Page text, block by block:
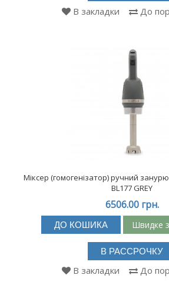
В закладки До
Міксер (гомогенізатор) ручний
BL177 GREY
6506.00 грн.
ДО КОШИКА Швидке
В РАССРОЧКУ
В закладки До